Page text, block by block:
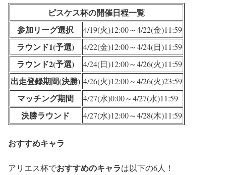
ピスケス杯の開催日程一覧
参加リーグ選択
4/19(火)12:00～4/22(金)11:59
ラウンド1(予選) 4/22(金)12:00～4/24(日)11:59
ラウンド2(予選) 4/24(日)12:00～4/26(火)11:59
出走登録期間(決勝) 4/26(火)12:00～4/26(火)23:59
マッチング期間 4/27(水)0:00～4/27(水)11:59
決勝ラウンド 4/27(水)12:00～4/28(木)11:59
おすすめキャラ
アリエス杯でおすすめのキャラは以下の6人！